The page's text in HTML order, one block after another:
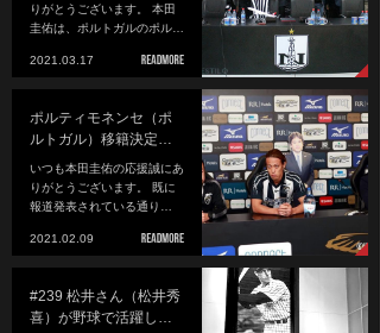
りがとうございます。 本田
圭佑は、ポルトガルのポル…
2021.03.17
ポルティモネンセ（ポ
ルトガル）移籍決定…
いつも本田圭佑の応援誠にあ
りがとうございます。 既に
報道発表されている通り…
2021.02.09
#239 松井さん（松井秀
喜）が野球で活躍し…